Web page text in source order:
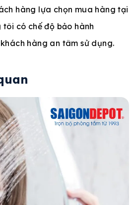
hàng lựa chọn mua hàng tại
có chế độ bảo hành
hàng an tâm sử dụng.